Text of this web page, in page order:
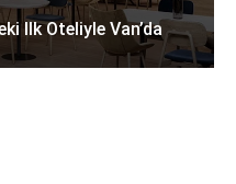
Ilk Oteliyle Van’da